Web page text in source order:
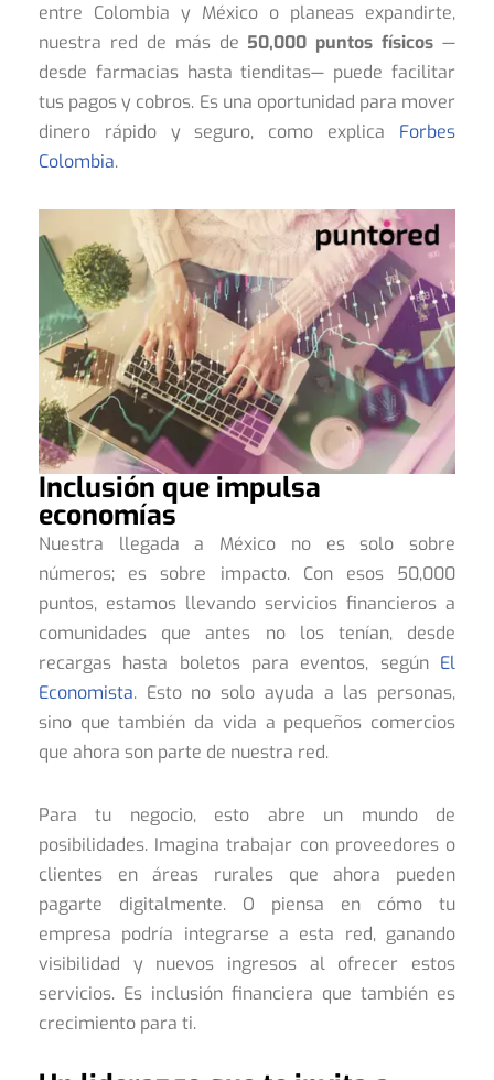
entre Colombia y México o planeas expandirte,
nuestra red de más de 50,000 puntos físicos —
desde farmacias hasta tienditas— puede facilitar
tus pagos y cobros. Es una oportunidad para mover
dinero rápido y seguro, como explica Forbes
Colombia.
Inclusión que impulsa
economías
Nuestra llegada a México no es solo sobre
números; es sobre impacto. Con esos 50,000
puntos, estamos llevando servicios financieros a
comunidades que antes no los tenían, desde
recargas hasta boletos para eventos, segúnEl
Economista. Esto no solo ayuda a las personas,
sino que también da vida a pequeños comercios
que ahora son parte de nuestra red.
Para tu negocio, esto abre un mundo de
posibilidades. Imagina trabajar con proveedores o
clientes en áreas rurales que ahora pueden
pagarte digitalmente. O piensa en cómo tu
empresa podría integrarse a esta red, ganando
visibilidad y nuevos ingresos al ofrecer estos
servicios. Es inclusión financiera que también es
crecimiento para ti.